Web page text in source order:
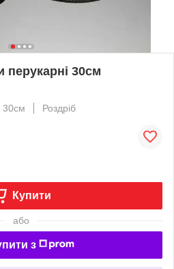
30см
30см
Роздріб
Купити
або
з